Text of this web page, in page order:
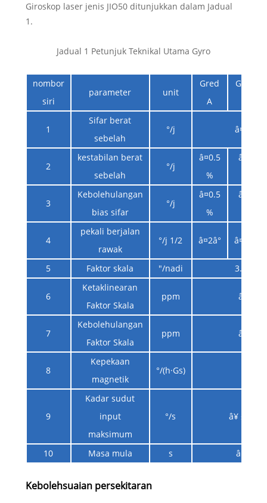
Giroskop laser jenis JIO50 ditunjukkan dalam Jadual
1.
Jadual 1 Petunjuk Teknikal Utama Gyro
nombor
siri
parameter unit
Gred
A
Gred
1
Sifar berat
sebelah
°/j â¤0.5
2
kestabilan berat
sebelah
°/j
â¤0.5
%
â¤1
3
Kebolehulangan
bias sifar
°/j
â¤0.5
%
â¤1
4
pekali berjalan
rawak
°/j 1/2 â¤2â° â¤5â°
5 Faktor skala "/nadi 3.370
6
Ketaklinearan
Faktor Skala
ppm â¤5
7
Kebolehulangan
Faktor Skala
ppm â¤5
8
Kepekaan
magnetik
°/(h·Gs)
9
Kadar sudut
input
maksimum
°/s â¥ ± 400
10 Masa mula s â¤10
Kebolehsuaian persekitaran